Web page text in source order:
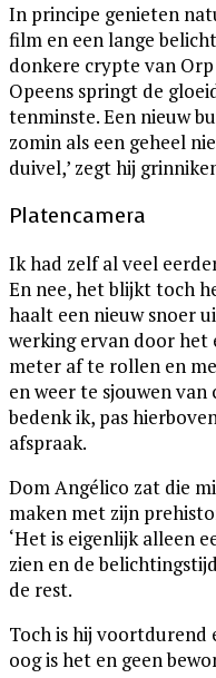
In principe genieten
film en een lange
donkere crypte van
Opeens springt de
tenminste. Een nieuw
zomin als een geheel
duivel,’ zegt hij
Platencamera
Ik had zelf al veel
En nee, het blijkt toch
haalt een nieuw snoer
werking ervan door
meter af te rollen en
en weer te sjouwen
bedenk ik, pas
afspraak.
Dom Angélico zat die
maken met zijn
‘Het is eigenlijk alleen
zien en de
de rest.
Toch is hij voortdurend
oog is het en geen